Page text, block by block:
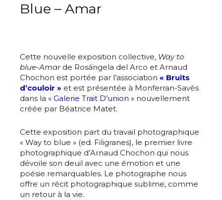
Blue – Amar
Cette nouvelle exposition collective, Way to
blue-Amarde Rosángela del Arco et Arnaud
Chochon est portée par l’association « Bruits
d’couloir » et est présentée à Monferran-Savès
dans la « Galerie Trait D’union » nouvellement
créée par Béatrice Matet.
Cette exposition part du travail photographique
« Way to blue » (ed. Filigranes), le premier livre
photographique d’Arnaud Chochon qui nous
dévoile son deuil avec une émotion et une
poésie remarquables. Le photographe nous
offre un récit photographique sublime, comme
un retour à la vie.